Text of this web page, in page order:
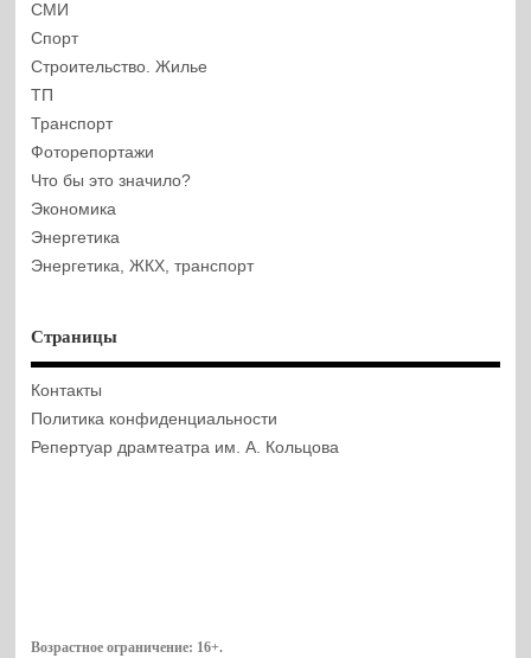
СМИ
Спорт
Строительство. Жилье
ТП
Транспорт
Фоторепортажи
Что бы это значило?
Экономика
Энергетика
Энергетика, ЖКХ, транспорт
Страницы
Контакты
Политика конфиденциальности
Репертуар драмтеатра им. А. Кольцова
Возрастное ограничение: 16+.